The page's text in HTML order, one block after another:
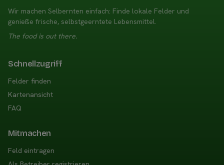
Wir machen Selbernten einfach: Finde lokale Felder und
genieße frische, selbstgeerntete Lebensmittel.
The food is out there.
Schnellzugriff
Felder finden
Kartenansicht
FAQ
Mitmachen
Feld eintragen